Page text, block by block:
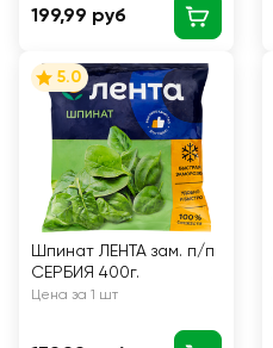
199,99 руб
5.0
Шпинат ЛЕНТА зам. п/п
СЕРБИЯ 400г.
Цена за 1 шт